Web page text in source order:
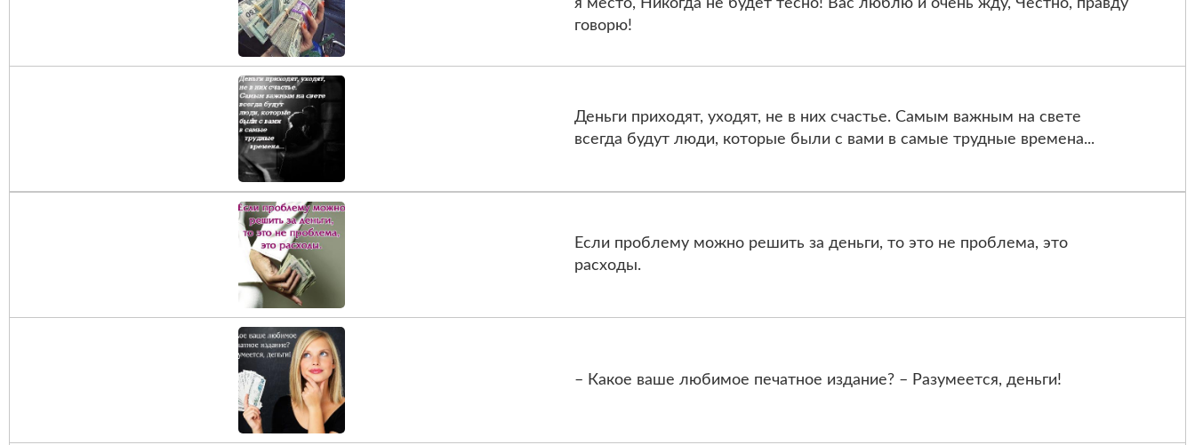
я место, Никогда не будет тесно! Вас люблю и очень жду, Честно, правду
говорю!
Деньги приходят, уходят, не в них счастье. Самым важным на свете
всегда будут люди, которые были с вами в самые трудные времена...
Если проблему можно решить за деньги, то это не проблема, это
расходы.
– Какое ваше любимое печатное издание? – Разумеется, деньги!